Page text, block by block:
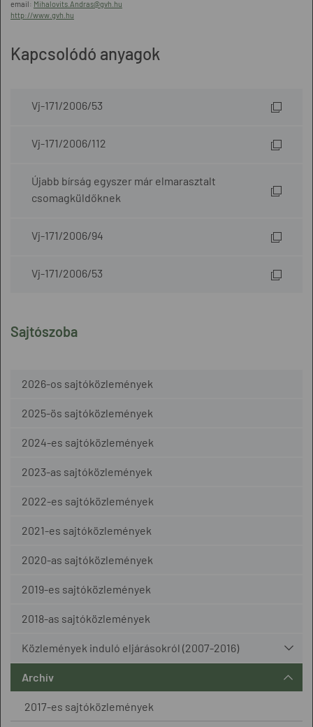
Sajtószoba
2026-os sajtóközlemények
2025-ös sajtóközlemények
2024-es sajtóközlemények
2023-as sajtóközlemények
2022-es sajtóközlemények
2021-es sajtóközlemények
2020-as sajtóközlemények
2019-es sajtóközlemények
2018-as sajtóközlemények
Közlemények induló eljárásokról (2007-2016)
Archív
2017-es sajtóközlemények
email: Mihalovits.Andras@gvh.hu
http://www.gvh.hu
Kapcsolódó anyagok
Vj-171/2006/53
Vj-171/2006/112
Újabb bírság egyszer már elmarasztalt
csomagküldőknek
Vj-171/2006/94
Vj-171/2006/53